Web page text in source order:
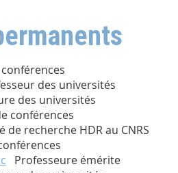
des universités
des universités
conférences
de recherche HDR au CNRS
Professeure émérite